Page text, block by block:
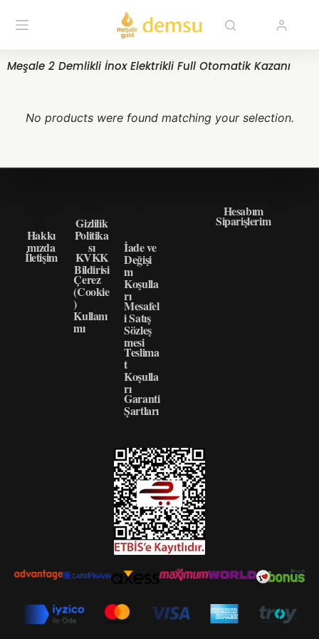
Meşale 2 Demlikli İnox Elektrikli Full Otomatik Kazanı
No products were found matching your selection.
Hakkı
mızda
İletişim
Gizlilik
Politika
sı
KVKK
Bildirisi
Çerez
(Cookie
)
Kullanı
mı
İade ve
Değişi
m
Koşulla
rı
Mesafel
i Satış
Sözleş
mesi
Teslima
t
Koşulla
rı
Garanti
Şartları
Hesabım
Siparişlerim